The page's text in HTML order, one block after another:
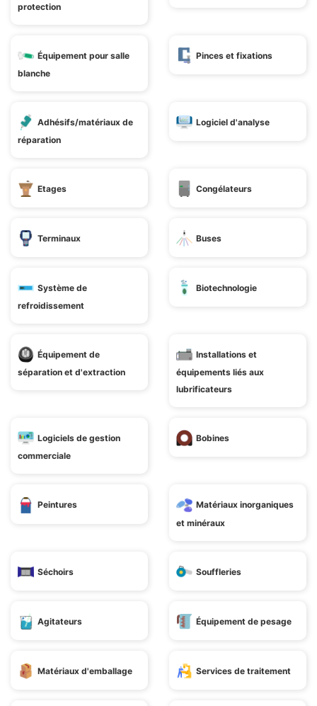
protection
Équipement pour salle
blanche
Pinces et fixations
Adhésifs/matériaux de
réparation
Logiciel d'analyse
Etages Congélateurs
Terminaux Buses
Système de
refroidissement
Biotechnologie
Équipement de
séparation et d'extraction
Installations et
équipements liés aux
lubrificateurs
Logiciels de gestion
commerciale
Bobines
Peintures
Matériaux inorganiques
et minéraux
Séchoirs Souffleries
Agitateurs Équipement de pesage
Matériaux d'emballage Services de traitement